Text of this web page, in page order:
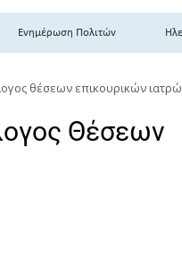
Ενημέρωση Πολιτών
θέσεων επικουρικών
Θέσεων